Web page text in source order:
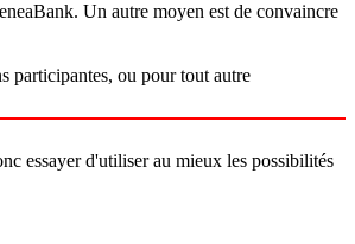
Un autre moyen est de convaincre
participantes, ou pour tout autre
essayer d'utiliser au mieux les possibilités